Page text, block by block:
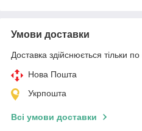
Умови доставки
Доставка здійснюється тільки
Нова Пошта
Укрпошта
Всі умови доставки